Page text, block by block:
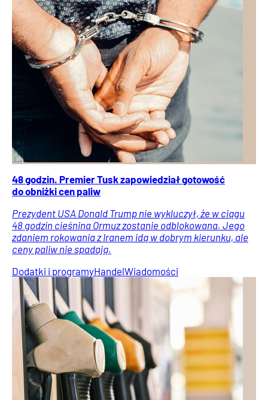
48 godzin. Premier Tusk zapowiedział gotowość
do obniżki cen paliw
Prezydent USA Donald Trump nie wykluczył, że w ciągu
48 godzin cieśnina Ormuz zostanie odblokowana. Jego
zdaniem rokowania z Iranem idą w dobrym kierunku, ale
ceny paliw nie spadają.
Dodatki i programyHandelWiadomości